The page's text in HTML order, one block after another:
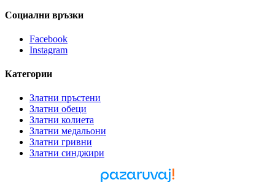
Социални връзки
Facebook
Instagram
Категории
Златни пръстени
Златни обеци
Златни колиета
Златни медальони
Златни гривни
Златни синджири